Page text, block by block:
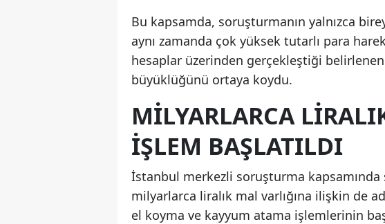
Bu kapsamda, soruşturmanın yalnızca
aynı zamanda çok yüksek tutarlı para
hesaplar üzerinden gerçekleştiği
büyüklüğünü ortaya koydu.
MILYARLARCA
IŞLEM BAŞLATILDI
İstanbul merkezli soruşturma
milyarlarca liralık mal varlığına ilişkin de
el koyma ve kayyum atama işlemlerinin